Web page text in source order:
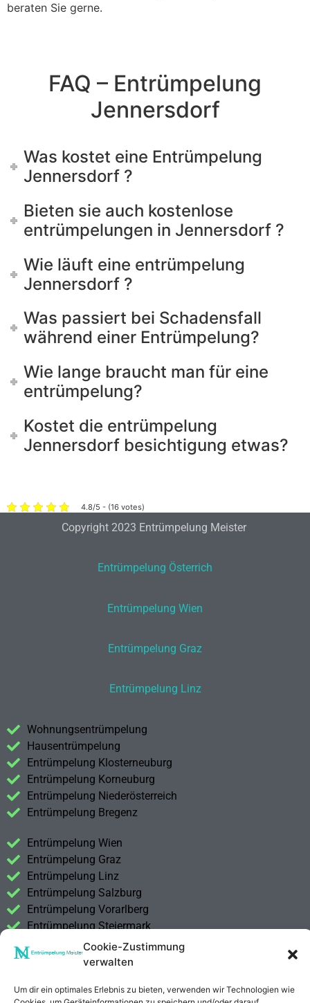
Cookie-Zustimmung
verwalten
Um dir ein optimales Erlebnis zu bieten, verwenden wir Technologien wie
beraten Sie gerne.
FAQ – Entrümpelung
Jennersdorf
Was kostet eine Entrümpelung
Jennersdorf ?
Bieten sie auch kostenlose
entrümpelungen in Jennersdorf ?
Wie läuft eine entrümpelung
Jennersdorf ?
Was passiert bei Schadensfall
während einer Entrümpelung?
Wie lange braucht man für eine
entrümpelung?
Kostet die entrümpelung
Jennersdorf besichtigung etwas?
4.8/5 - (16 votes)
Copyright 2023 Entrümpelung Meister
Entrümpelung Österrich
Entrümpelung Wien
Entrümpelung Graz
Entrümpelung Linz
Wohnungsentrümpelung
Hausentrümpelung
Entrümpelung Klosterneuburg
Entrümpelung Korneuburg
Entrümpelung Niederösterreich
Entrümpelung Bregenz
Entrümpelung Wien
Entrümpelung Graz
Entrümpelung Linz
Entrümpelung Salzburg
Entrümpelung Vorarlberg
Entrümpelung Steiermark
Kontakt
Datenschutzerklärung